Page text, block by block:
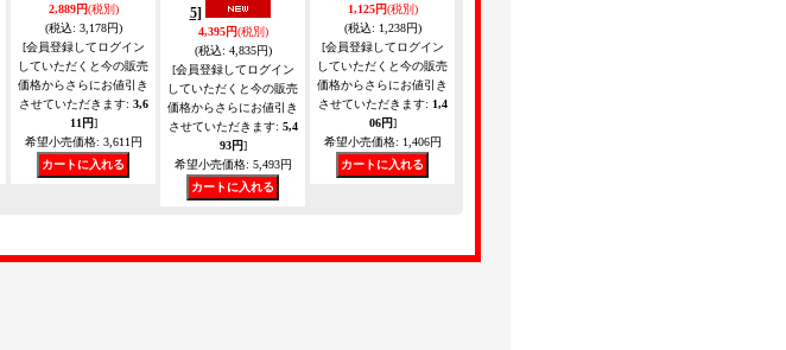
2,889円(税別)
(税込: 3,178円)
[会員登録してログイン
していただくと今の販売
価格からさらにお値引き
させていただきます: 3,6
11円]
希望小売価格: 3,611円
5]
4,395円(税別)
(税込: 4,835円)
[会員登録してログイン
していただくと今の販売
価格からさらにお値引き
させていただきます: 5,4
93円]
希望小売価格: 5,493円
1,125円(税別)
(税込: 1,238円)
[会員登録してログイン
していただくと今の販売
価格からさらにお値引き
させていただきます: 1,4
06円]
希望小売価格: 1,406円